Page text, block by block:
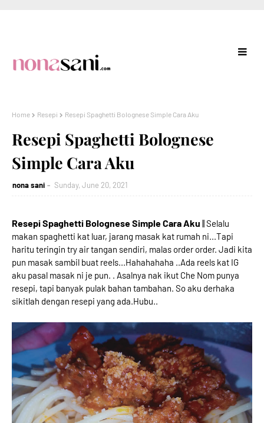
Home Resepi Resepi Spaghetti Bolognese Simple Cara Aku
Resepi Spaghetti Bolognese
Simple Cara Aku
nona sani Sunday, June 20, 2021
Resepi Spaghetti Bolognese Simple Cara Aku || Selalu
makan spaghetti kat luar, jarang masak kat rumah ni...Tapi
haritu teringin try air tangan sendiri, malas order order. Jadi kita
pun masak sambil buat reels...Hahahahaha ..Ada reels kat IG
aku pasal masak ni je pun. . Asalnya nak ikut Che Nom punya
resepi, tapi banyak pulak bahan tambahan. So aku derhaka
sikitlah dengan resepi yang ada.Hubu..